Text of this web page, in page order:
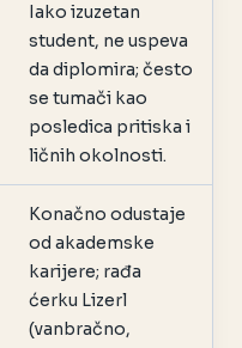
Iako izuzetan
student, ne uspeva
da diplomira; često
se tumači kao
posledica pritiska i
ličnih okolnosti.
Konačno odustaje
od akademske
karijere; rađa
ćerku Lizerl
(vanbračno,